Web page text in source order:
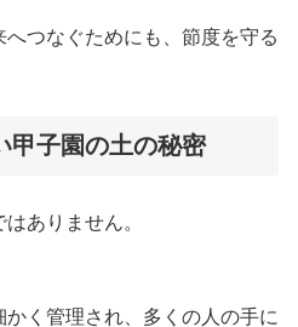
つなぐためにも、節度を守る
甲子園の土の秘密
ありません。
く管理され、多くの人の手に